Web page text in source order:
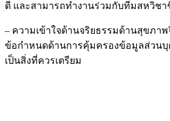
ดี และสามารถทำงานร่วมกับทีมสหวิชา
– ความเข้าใจด้านจริยธรรมด้านสุขภา
ข้อกำหนดด้านการคุ้มครองข้อมูลส่วนบุ
เป็นสิ่งที่ควรเตรียม